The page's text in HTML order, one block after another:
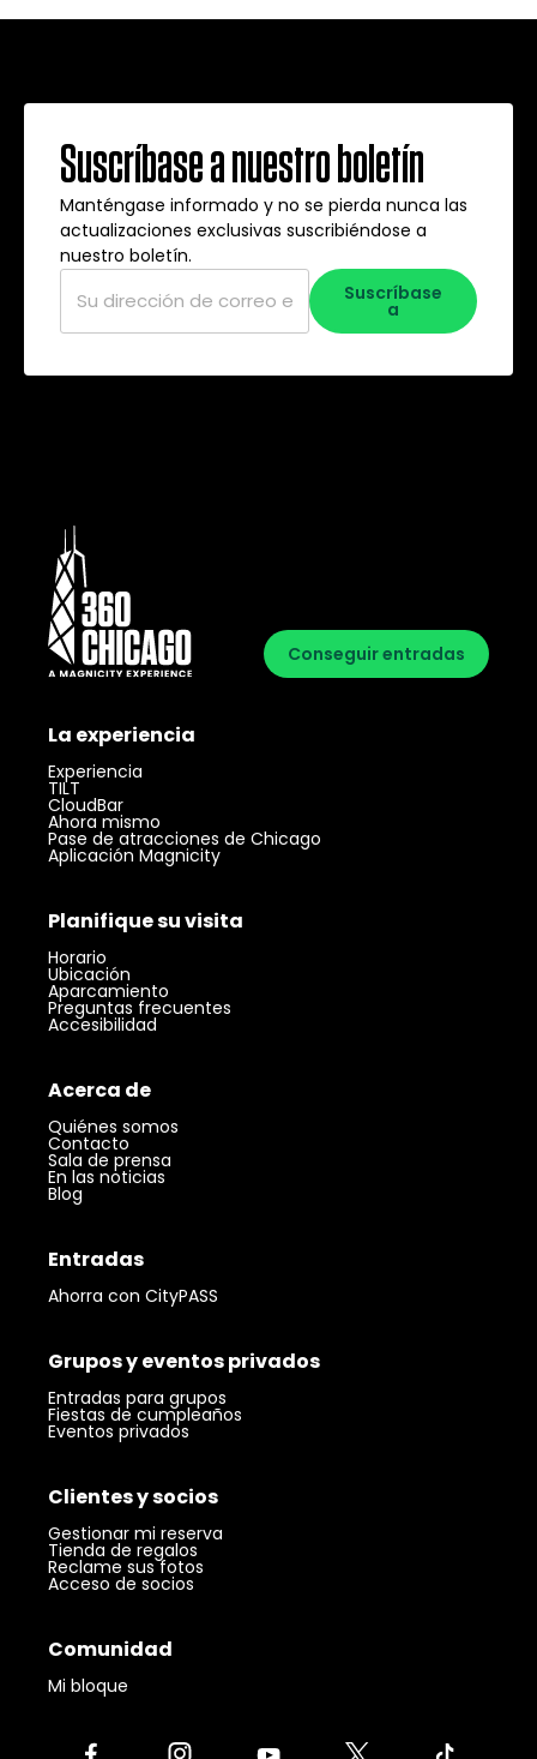
Suscríbase a nuestro boletín
Manténgase informado y no se pierda nunca las
actualizaciones exclusivas suscribiéndose a
nuestro boletín.
Correo
electrónico
Suscríbase
a
Conseguir entradas
La experiencia
Experiencia
TILT
CloudBar
Ahora mismo
Pase de atracciones de Chicago
Aplicación Magnicity
Planifique su visita
Horario
Ubicación
Aparcamiento
Preguntas frecuentes
Accesibilidad
Acerca de
Quiénes somos
Contacto
Sala de prensa
En las noticias
Blog
Entradas
Ahorra con CityPASS
Grupos y eventos privados
Entradas para grupos
Fiestas de cumpleaños
Eventos privados
Clientes y socios
Gestionar mi reserva
Tienda de regalos
Reclame sus fotos
Acceso de socios
Comunidad
Mi bloque